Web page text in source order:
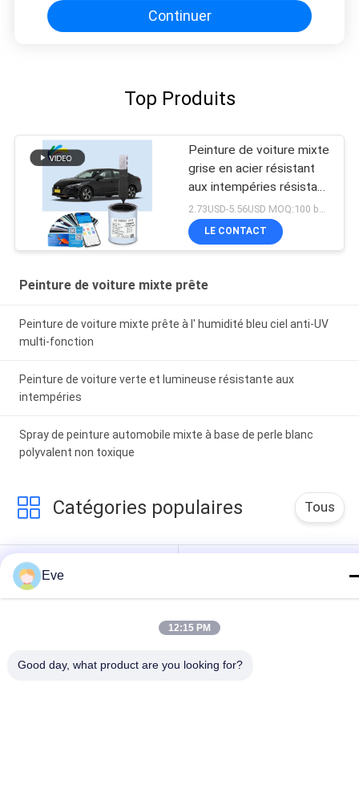
Continuer
Top Produits
Peinture de voiture mixte
grise en acier résistant
aux intempéries résistant
aux acides
2.73USD-5.56USD MOQ:100 boîtes
LE CONTACT
Peinture de voiture mixte prête
Peinture de voiture mixte prête à l' humidité bleu ciel anti-UV
multi-fonction
Peinture de voiture verte et lumineuse résistante aux
intempéries
Spray de peinture automobile mixte à base de perle blanc
polyvalent non toxique
Catégories populaires Tous
Tournez La Peinture
De Voiture
Pour Voiture
Peinture De Perle De
Voiture
Peinture Argentée
Métallique De
Eve
12:15 PM
Good day, what product are you looking for?